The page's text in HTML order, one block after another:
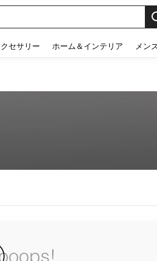
セサリー ホーム＆インテリア メン